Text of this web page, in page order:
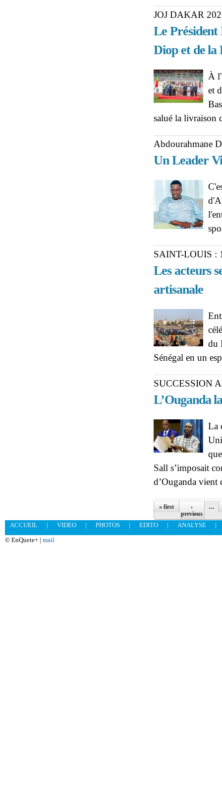
JOJ DAKAR
Le Président
Diop et de la
À
et
salué la livraison
Abdourahmane
Un Leader
SAINT-LOUIS :
Les acteurs
artisanale
du
Sénégal en un
SUCCESSION
L’Ouganda
La
Sall s’imposait
d’Ouganda vient
Pages
« first
‹
previous
…
ACCUEIL | VIDEO | PHOTOS | EDITO | ANALYSE
|
© EnQuete+ | mail